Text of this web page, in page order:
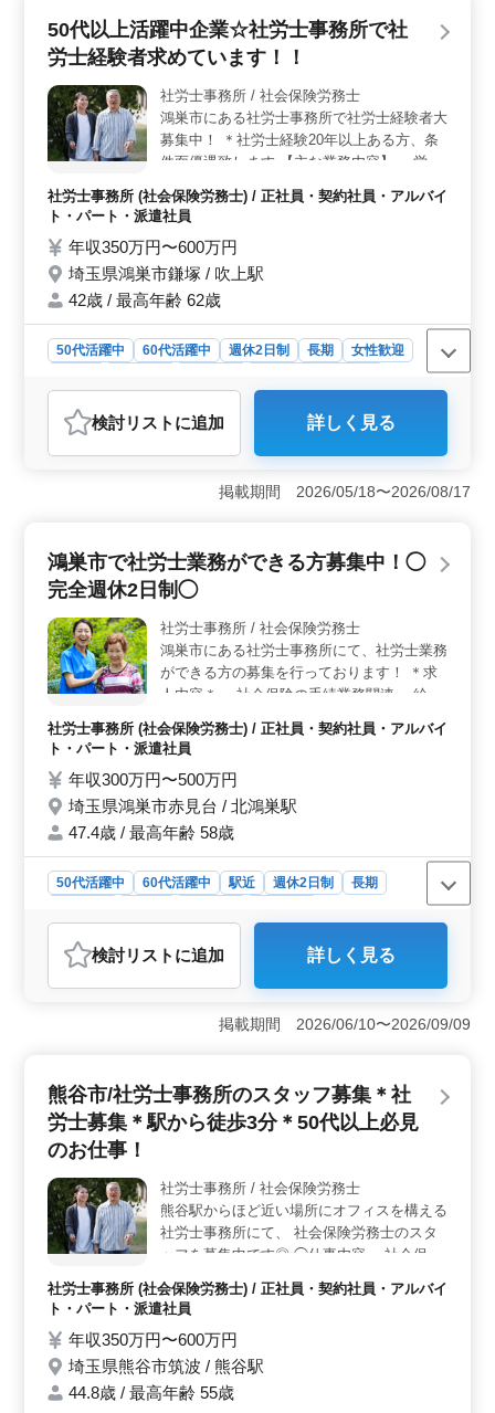
世代へのサポート＞ 50代以上、60代活躍中です。シニ
ア世代の経験と知識を尊重し、働きやすい環境を整備し
方々に理想的な職場です。経験豊富なシニア社労士の
方々が安心して活躍できます。 ＜充実の福利厚生
＞ 完全週休2日制、実費支給の通勤手当、社会保険完備
など福利厚生も充実しています。働きやすい環境が整っ
与水準と福祉面のサポートが魅力です。
50代以上活躍中企業☆社労士事務所で社
労士経験者求めています！！
社労士事務所 / 社会保険労務士
鴻巣市にある社労士事務所で社労士経験者大
募集中！ ＊社労士経験20年以上ある方、条
件面優遇致します 【主な業務内容】 ・労働
各種助成金などの申請 ・雇用保険料計算 ・
社会保険料計算 ・年金加入期間、受給資格
確認 ・裁定請求書の作成、提出 等 〜備考〜
・週休2日制 ・50代以上活躍中 ・交通費実
費支給 経験豊富な方も求めていますが、お
ために積極的に動ける方、積極的採用！！
ぜひご応募お待ちしています♫
社労士事務所 (社会保険労務士) / 正社員・契約社員・アルバイ
ト・パート・派遣社員
年収350万円〜600万円
埼玉県鴻巣市鎌塚 / 吹上駅
42歳 / 最高年齢 62歳
50代活躍中 60代活躍中 週休2日制 長期
女性歓迎
おすすめポイント
＜経験者優遇＞ 当事務所では、社労士経験者を歓迎
し、特に50代以上が活躍中の企業です。経験豊富な方に
は条件面での優遇も用意しており、確かなスキルを発揮
請まで、幅広い業務に携わります。長い経験を活かし、
高度なスキルを発揮できるポジションです。お客様の期
う。 ＜働きやすい条件＞ 週休2日制や交通費実費支
給など、働きやすい環境が整っています。経験者だけで
なく、人柄も大切にし、人のために積極的に動ける方を
積極的に採用しています。ぜひ、あなたの経験と人柄を
検討リスト に追加 詳しく見る
掲載期間 2026/05/18〜2026/08/17
鴻巣市で社労士業務ができる方募集中！◯
完全週休2日制◯
社労士事務所 / 社会保険労務士
鴻巣市にある社労士事務所にて、社労士業務
ができる方の募集を行っております！ ＊求
人内容＊ ・社会保険の手続業務関連 ・給与
人材制度制定 ・労務トラブル対応 ・就業規
則作成 ・助成金業務 〜備考〜 ・完全週休2
日制 ・駅近 ・社会保険完備 ・50代、60代
の採用実績あり 50代以上のベテラン層の採
用活動、積極的に行っております☆ アット
社労士事務所 (社会保険労務士) / 正社員・契約社員・アルバイ
ト・パート・派遣社員
年収300万円〜500万円
埼玉県鴻巣市赤見台 / 北鴻巣駅
47.4歳 / 最高年齢 58歳
50代活躍中 60代活躍中 駅近 週休2日制
長期
社労士事務所
おすすめポイント
＜週休2日制で働きやすい環境＞ 鴻巣市赤見台にある社
労士事務所での募集です。完全週休2日制でメリハリのあ
る働き方ができます。駅近で通勤も便利です。また、ア
務内容＞ 社会保険手続きや給与計算、雇用管理、労務
トラブル対応など、幅広い業務を担当します。経験を活
かして、地域の企業や個人のサポートを行いましょう。
やりがいを感じながら成長できる環境が整っていま
す。 ＜中高年の活躍推進＞ 50代、60代の採用実績
があり、ベテラン層の活躍が期待されます。経験豊富な
方々と共に働くことで、新しい視点やアイデアを取り入
れながら、より良いサービスを提供できます。
検討リスト に追加 詳しく見る
掲載期間 2026/06/10〜2026/09/09
熊谷市/社労士事務所のスタッフ募集＊社
労士募集＊駅から徒歩3分＊50代以上必見
のお仕事！
社労士事務所 / 社会保険労務士
熊谷駅からほど近い場所にオフィスを構える
社労士事務所にて、 社会保険労務士のスタ
ッフを募集中です◎ ◯仕事内容 ・社会保険
・給与計算関連 ・人材育成相談 ・労務・社
会保険等に関するコンサルティング業務 等
◯備考 ・駅チカ／最寄りから徒歩3分 ・土
日休みの完全週休2日制 ・50代の採用実績あ
り ブランクがあっても応募可能◎経験に応
社労士事務所 (社会保険労務士) / 正社員・契約社員・アルバイ
ト・パート・派遣社員
年収350万円〜600万円
埼玉県熊谷市筑波 / 熊谷駅
44.8歳 / 最高年齢 55歳